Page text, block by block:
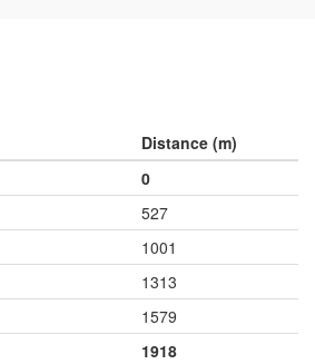
Distance (m)
0
527
1001
1313
1579
1918